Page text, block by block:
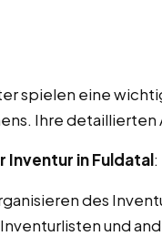
spielen eine
Ihre detaillierten
Inventur in Fuldatal:
des
und